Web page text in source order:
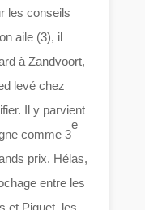
les conseils
aile (3), il
à Zandvoort,
levé chez
Il y parvient
comme 3
e
prix. Hélas,
entre les